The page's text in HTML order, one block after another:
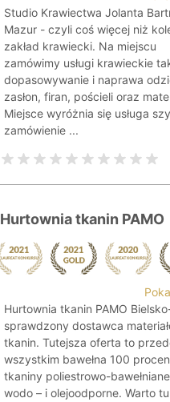
Studio Krawiectwa Jolanta
Mazur - czyli coś więcej niż
zakład krawiecki. Na miejscu
zamówimy usługi krawieckie
dopasowywanie i naprawa
zasłon, firan, pościeli oraz
Miejsce wyróżnia się usługa
zamówienie ...
Hurtownia tkanin PAMO
Hurtownia tkanin PAMO
sprawdzony dostawca
tkanin. Tutejsza oferta to
wszystkim bawełna 100
tkaniny poliestrowo-
wodo – i olejoodporne. Warto